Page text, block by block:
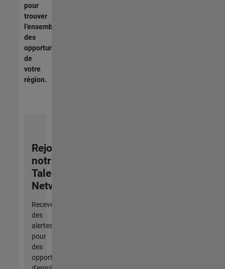
pour
trouver
l’ensemble
des
opportunités
de
votre
région.
Rejoignez
notre
Talent
Network
Recevez
des
alertes
pour
des
opportunités